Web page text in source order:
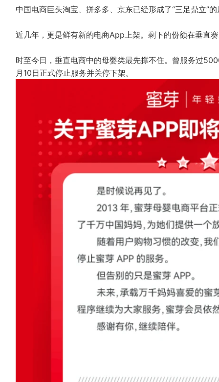
中国电商巨头淘宝、拼多多、京东已经形成了“三足鼎立”
近几年，更是鲜有新的电商App上架。剩下的份额在垂直
时至今日，垂直电商中的母婴类最先撑不住。曾服务过
月10日正式停止服务并关停下架。